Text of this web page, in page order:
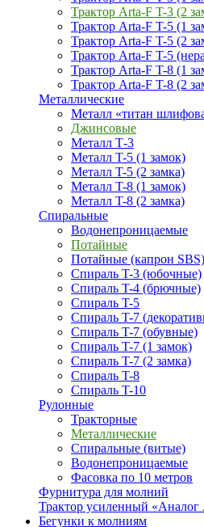
Трактор Arta-F T-3 (2
Трактор Arta-F T-5 (1
Трактор Arta-F T-5 (2
Трактор Arta-F T-5
Трактор Arta-F T-8 (1
Трактор Arta-F T-8 (2
Металлические
Металл «титан
Джинсовые
Металл Т-3
Металл T-5 (1 замок)
Металл T-5 (2 замка)
Металл T-8 (1 замок)
Металл T-8 (2 замка)
Спиральные
Водонепроницаемые
Потайные
Потайные (капрон SBS)
Спираль T-3 (юбочные)
Спираль T-4 (брючные)
Спираль T-5
Спираль T-7
Спираль T-7 (обувные)
Спираль T-7 (1 замок)
Спираль T-7 (2 замка)
Спираль T-8
Спираль T-10
Рулонные
Тракторные
Металлические
Спиральные (витые)
Водонепроницаемые
Фасовка по 10 метров
Фурнитура для молний
Трактор усиленный «Аналог
Бегунки к молниям